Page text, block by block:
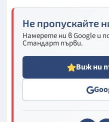
Не пропускайте
Намерете ни в Google и
Стандарт първи.
Виж ни